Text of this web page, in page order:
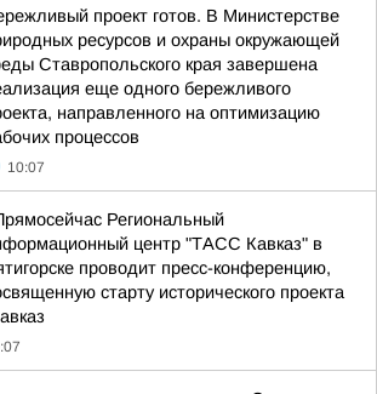
проект готов. В Министерстве
ресурсов и охраны окружающей
Ставропольского края завершена
еще одного бережливого
направленного на оптимизацию
процессов
10:07
Региональный
центр "ТАСС Кавказ" в
проводит пресс-конференцию,
старту исторического проекта